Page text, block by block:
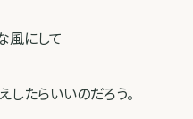
風にして
たらいいのだろう。